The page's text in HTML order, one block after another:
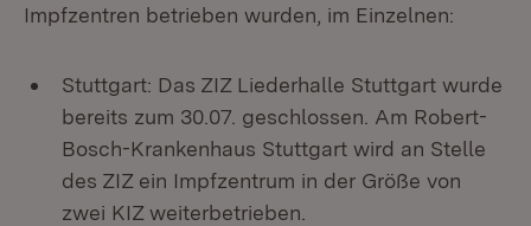
Impfzentren betrieben wurden, im Einzelnen:
Stuttgart: Das ZIZ Liederhalle Stuttgart wurde
bereits zum 30.07. geschlossen. Am Robert-
Bosch-Krankenhaus Stuttgart wird an Stelle
des ZIZ ein Impfzentrum in der Größe von
zwei KIZ weiterbetrieben.